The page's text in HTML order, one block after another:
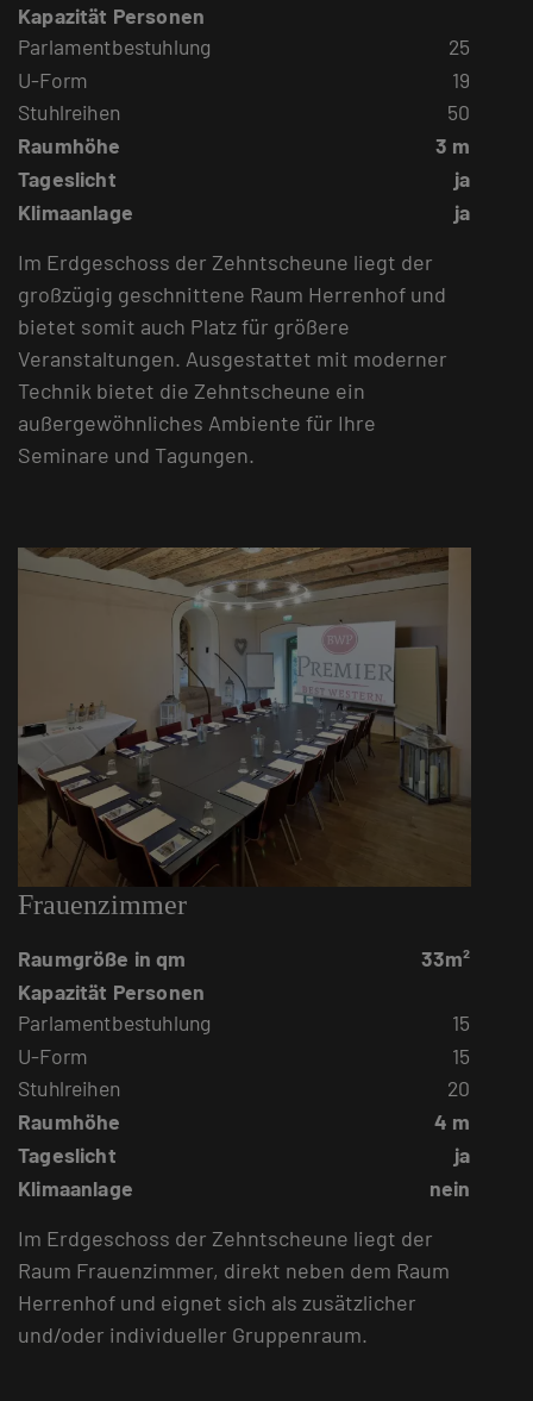
Kapazität Personen
Parlamentbestuhlung
25
U-Form
19
Stuhlreihen
50
Raumhöhe
3 m
Tageslicht
ja
Klimaanlage
ja
Im Erdgeschoss der Zehntscheune liegt der
großzügig geschnittene Raum Herrenhof und
bietet somit auch Platz für größere
Veranstaltungen. Ausgestattet mit moderner
Technik bietet die Zehntscheune ein
außergewöhnliches Ambiente für Ihre
Seminare und Tagungen.
Frauenzimmer
Raumgröße in qm
33m²
Kapazität Personen
Parlamentbestuhlung
15
U-Form
15
Stuhlreihen
20
Raumhöhe
4 m
Tageslicht
ja
Klimaanlage
nein
Im Erdgeschoss der Zehntscheune liegt der
Raum Frauenzimmer, direkt neben dem Raum
Herrenhof und eignet sich als zusätzlicher
und/oder individueller Gruppenraum.